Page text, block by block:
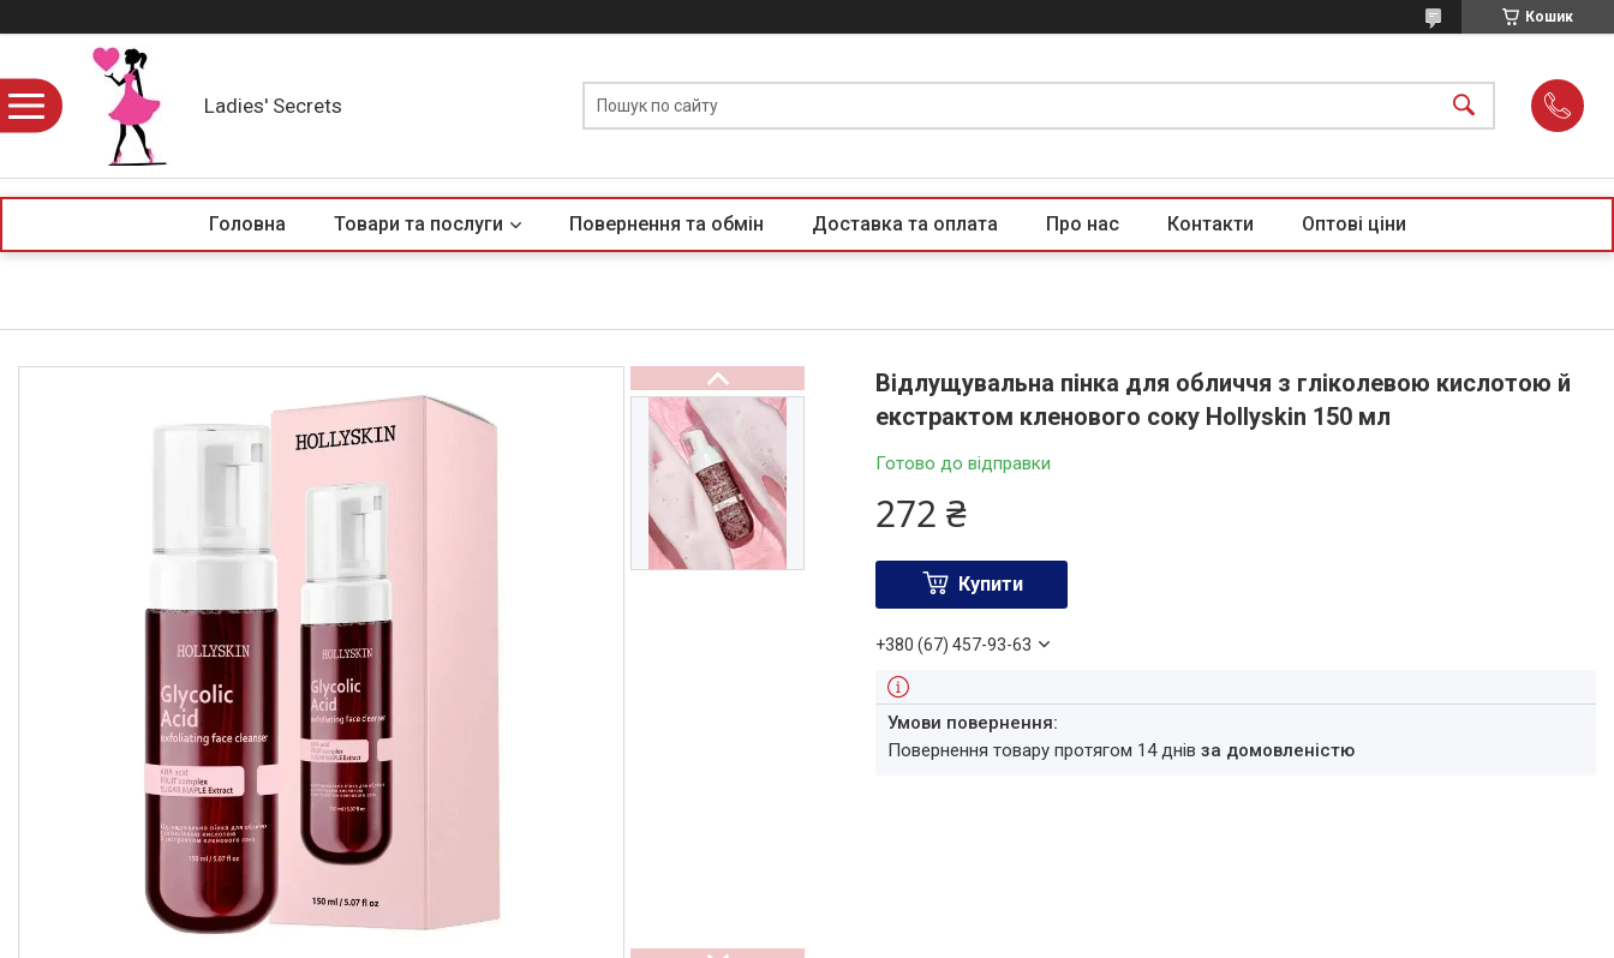
Кошик
Ladies' Secrets
Головна Товари та послуги Повернення та обмін Доставка та оплата Про нас Контакти Оптові ціни
Відлущувальна пінка для обличчя з гліколевою кислотою й
екстрактом кленового соку Hollyskin 150 мл
Готово до відправки
272 ₴
Купити
+380 (67) 457-93-63
повернення товару протягом 14 днівза домовленістю